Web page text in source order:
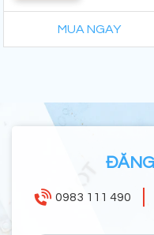
MUA NGAY
0983 111 490